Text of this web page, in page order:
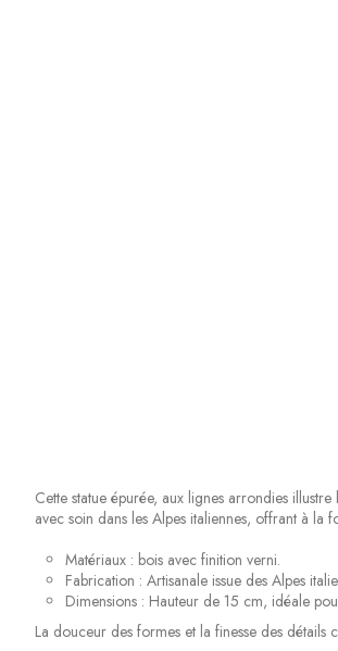
Cette statue épurée, aux lignes arrondies
avec soin dans les Alpes italiennes, offrant à
Matériaux : bois avec finition verni.
Fabrication : Artisanale issue des Alpes
Dimensions : Hauteur de 15 cm, idéale
La douceur des formes et la finesse des détails